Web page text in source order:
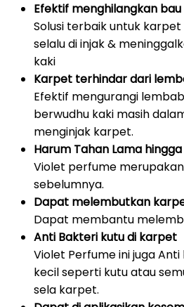
Efektif menghilangkan
Solusi terbaik untuk
selalu di injak &
kaki
Karpet terhindar dari
Efektif mengurangi
berwudhu kaki masih
menginjak karpet.
Harum Tahan Lama hingga
Violet perfume
sebelumnya.
Dapat melembutkan
Dapat membantu
Anti Bakteri kutu di karpet
Violet Perfume ini juga
kecil seperti kutu atau
sela karpet.